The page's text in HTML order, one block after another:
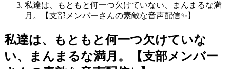
私達は、もともと何一つ欠けていない、まんまるな満
月。【支部メンバーさんの素敵な音声配信✨】
私達は、もともと何一つ欠けていな
い、まんまるな満月。【支部メンバー